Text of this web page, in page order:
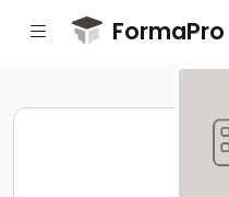
Passer au contenu principal
FormaPro